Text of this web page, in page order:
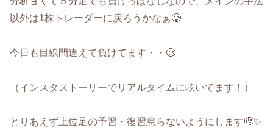
以外は1株トレーダーに戻ろうかなぁ🥲
今日も目線間違えて負けてます・・🥲
（インスタストーリーでリアルタイムに呟いてます！）
とりあえず上位足の予習・復習怠らないようにします🫡✨